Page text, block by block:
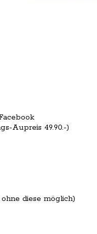
Aupreis 49.90.-)
diese möglich)